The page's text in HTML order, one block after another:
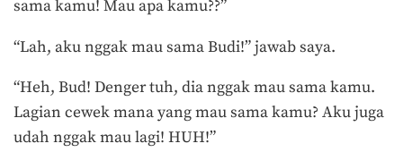
sama kamu! Mau apa kamu??”
“Lah, aku nggak mau sama Budi!” jawab saya.
“Heh, Bud! Denger tuh, dia nggak mau sama kamu.
Lagian cewek mana yang mau sama kamu? Aku juga
udah nggak mau lagi! HUH!”